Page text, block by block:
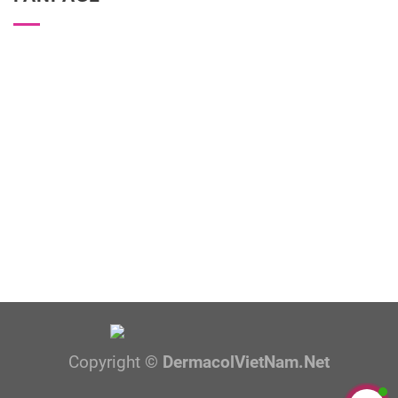
Copyright © DermacolVietNam.Net